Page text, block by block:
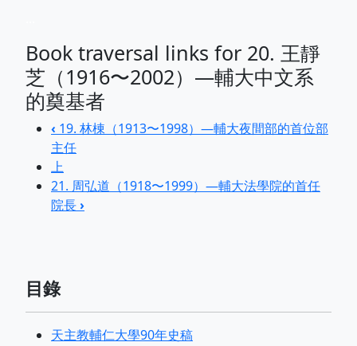
Book traversal links for 20. 王靜
芝（1916〜2002）—輔大中文系
的奠基者
‹ 19. 林棟（1913〜1998）—輔大夜間部的首位部
主任
上
21. 周弘道（1918〜1999）—輔大法學院的首任
院長›
目錄
天主教輔仁大學90年史稿